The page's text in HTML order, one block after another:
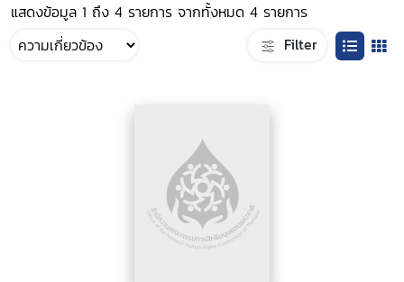
แสดงข้อมูล 1 ถึง 4 รายการ จากทั้งหมด 4 รายการ
Filter